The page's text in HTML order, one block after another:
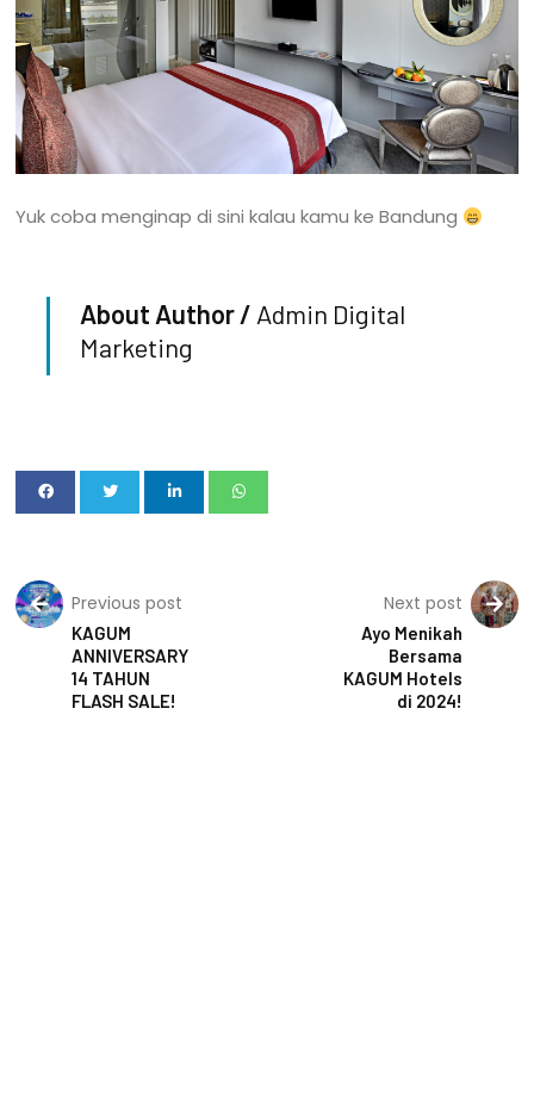
Yuk coba menginap di sini kalau kamu ke Bandung
About Author / Admin Digital
Marketing
Previous post
KAGUM
ANNIVERSARY
14 TAHUN
FLASH SALE!
Next post
Ayo Menikah
Bersama
KAGUM Hotels
di 2024!